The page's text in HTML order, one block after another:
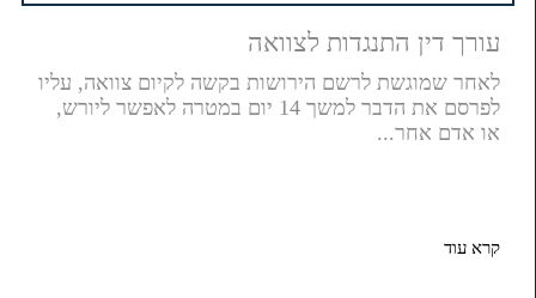
עורך דין התנגדות לצוואה
לאחר שמוגשת לרשם הירושות בקשה לקיום צוואה, עליו
לפרסם את הדבר למשך 14 יום במטרה לאפשר ליורש,
או אדם אחר...
קרא עוד